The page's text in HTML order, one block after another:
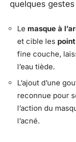
quelques
Le masque à
et cible les
fine couche,
l’eau tiède.
L’ajout d’une
reconnue pour
l’action du
l’acné.